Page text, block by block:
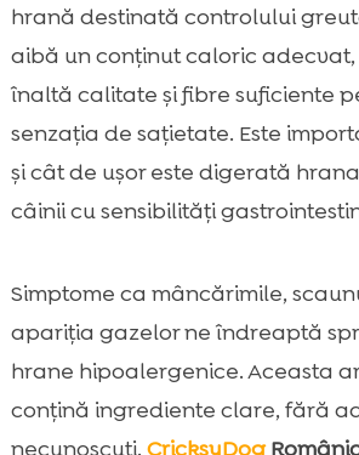
hrană destinată controlului
aibă un conținut caloric
înaltă calitate și fibre suficiente
senzația de sațietate. Este
și cât de ușor este digerată
câinii cu sensibilități
Simptome ca mâncărimile,
apariția gazelor ne îndreaptă
hrane hipoalergenice. Aceasta
conțină ingrediente clare, fără
necunoscuți. CricksyDog